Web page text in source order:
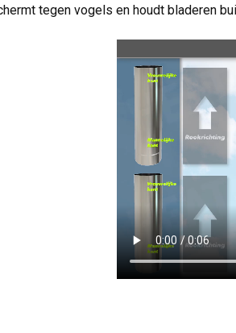
tegen vogels en houdt bladeren